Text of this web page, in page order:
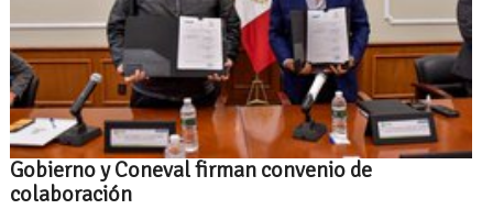
Gobierno y Coneval firman convenio de
colaboración